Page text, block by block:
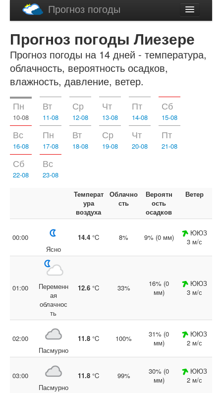
Прогноз погоды
English
Прогноз погоды Лиезере
Прогноз погоды на 14 дней - температура,
облачность, вероятность осадков,
влажность, давление, ветер.
Пн
10-08
Вт
11-08
Ср
12-08
Чт
13-08
Пт
14-08
Сб
15-08
Вс
16-08
Пн
17-08
Вт
18-08
Ср
19-08
Чт
20-08
Пт
21-08
Сб
22-08
Вс
23-08
Температ
ура
воздуха
Облачно
сть
Вероятн
ость
осадков
Ветер
00:00
Ясно
14.4 °C 8% 9% (0 мм)
ЮЮЗ
3 м/с
01:00
Переменн
ая
облачнос
ть
12.6 °C 33%
16% (0
мм)
ЮЮЗ
3 м/с
02:00
Пасмурно
11.8 °C 100%
31% (0
мм)
ЮЮЗ
2 м/с
03:00
Пасмурно
11.8 °C 99%
30% (0
мм)
ЮЮЗ
2 м/с